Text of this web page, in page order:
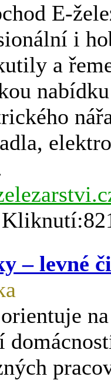
E-
i
a
– levné